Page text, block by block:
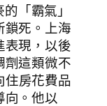
「霸氣」
鎖死。上海
表現，以後
劑這類微不
房花費品
。他以